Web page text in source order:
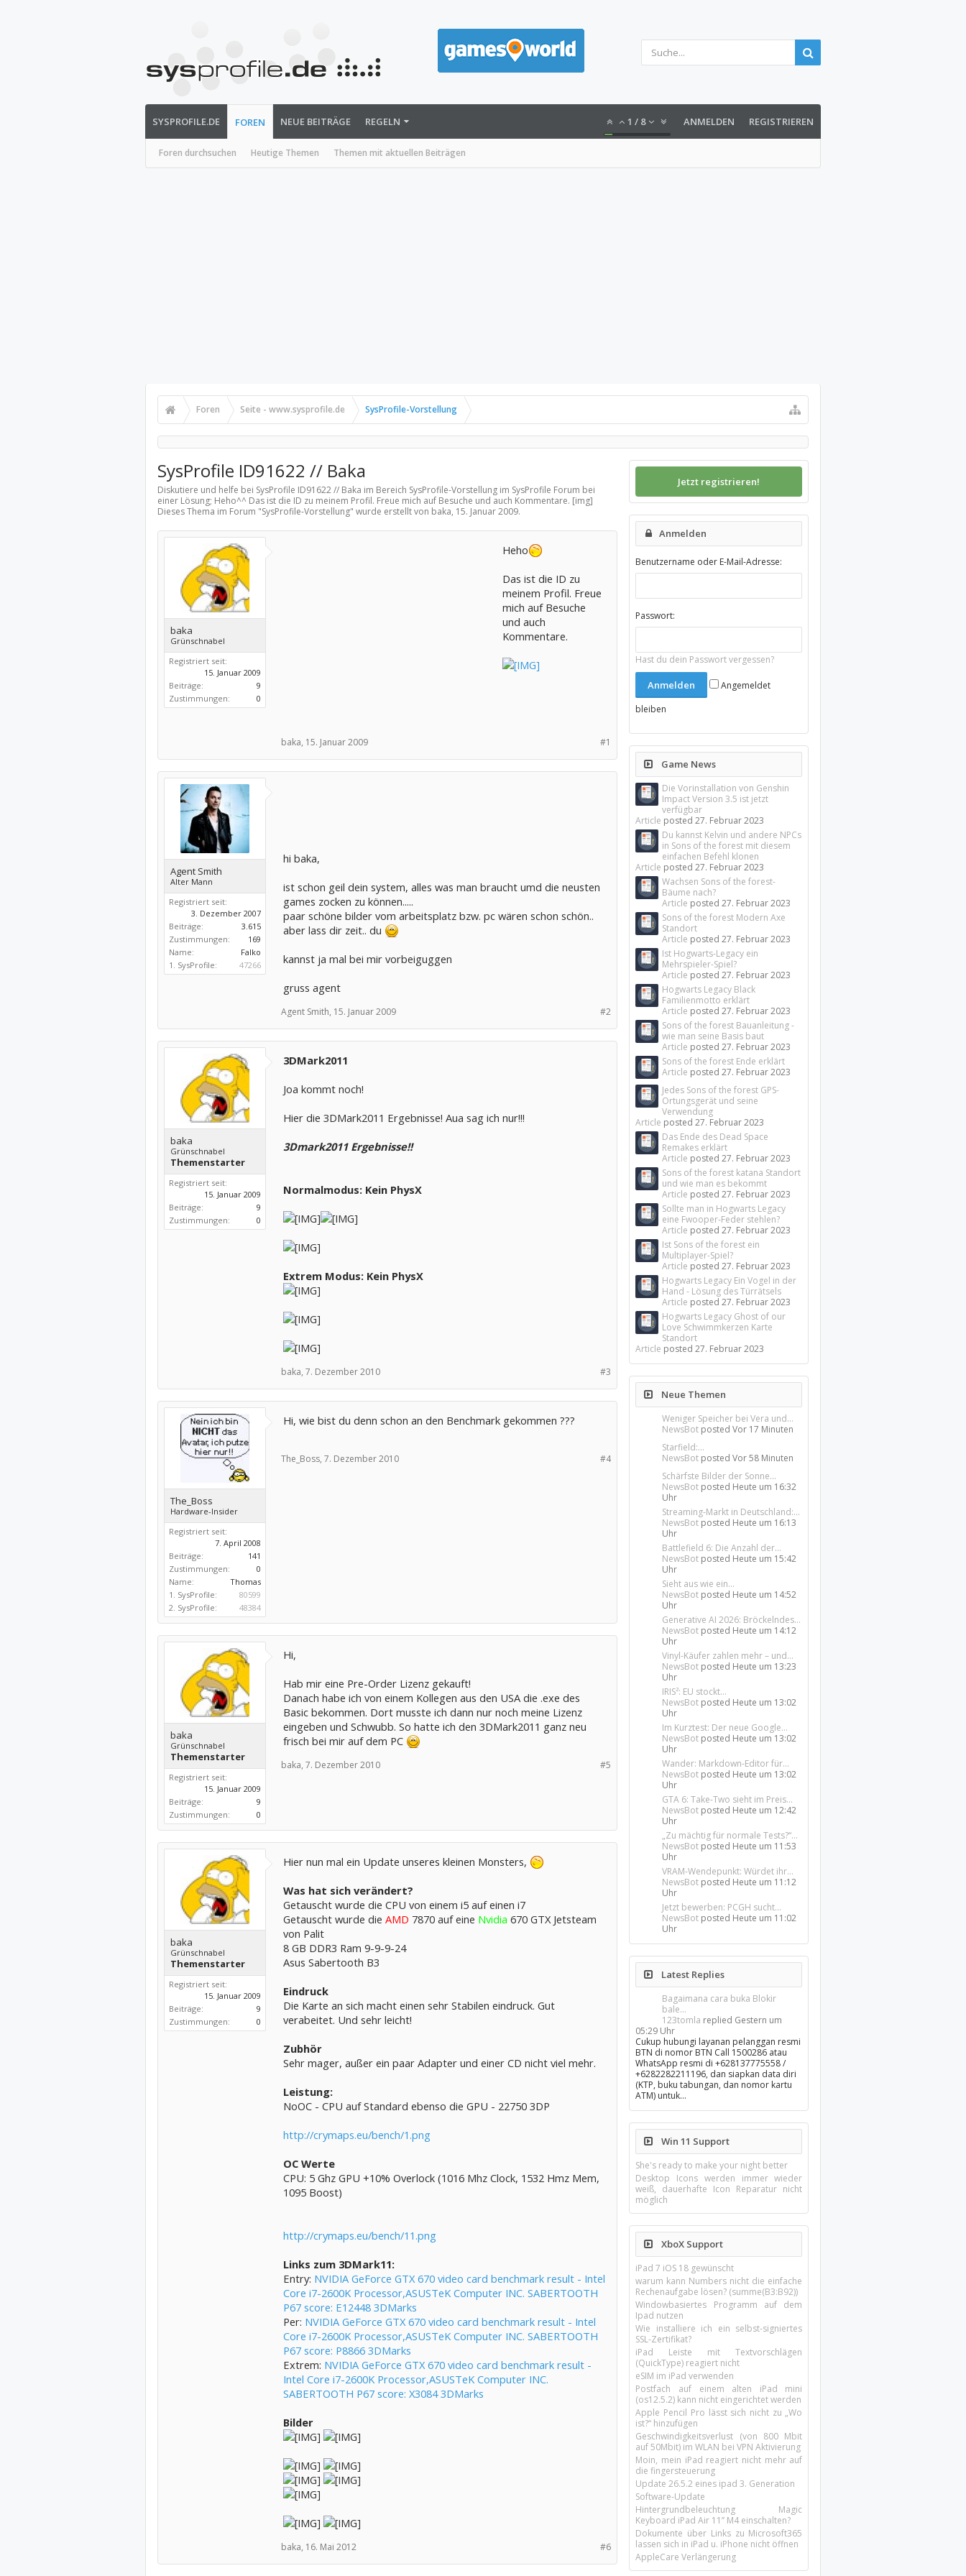
SYSPROFILE.DE FOREN
Foren durchsuchen Heutige Themen Themen mit aktuellen Beiträgen
NEUE BEITRÄGE REGELN 1 / 8 ANMELDEN REGISTRIEREN
Foren Seite - www.sysprofile.de SysProfile-Vorstellung
SysProfile ID91622 // Baka
Diskutiere und helfe bei SysProfile ID91622 // Baka im Bereich SysProfile-Vorstellungim SysProfile Forum bei
einer Lösung; Heho^^ Das ist die ID zu meinem Profil. Freue mich auf Besuche und auch Kommentare. [img]
Dieses Thema im Forum "SysProfile-Vorstellung" wurde erstellt von baka, 15. Januar 2009.
baka
Grünschnabel
Registriert seit:
15. Januar 2009
Beiträge:
9
Zustimmungen:
0
Heho
Das ist die ID zu
meinem Profil. Freue
mich auf Besuche
und auch
Kommentare.
#1
baka, 15. Januar 2009
Agent Smith
Alter Mann
Registriert seit:
3. Dezember 2007
Beiträge:
3.615
Zustimmungen:
169
Name:
Falko
1. SysProfile:
47266
hi baka,
ist schon geil dein system, alles was man braucht umd die neusten
games zocken zu können.....
paar schöne bilder vom arbeitsplatz bzw. pc wären schon schön..
aber lass dir zeit.. du
kannst ja mal bei mir vorbeiguggen
gruss agent
#2
Agent Smith, 15. Januar 2009
baka
Grünschnabel
Themenstarter
Registriert seit:
15. Januar 2009
Beiträge:
9
Zustimmungen:
0
3DMark2011
Joa kommt noch!
Hier die 3DMark2011 Ergebnisse! Aua sag ich nur!!!
3Dmark2011 Ergebnisse!!
Normalmodus: Kein PhysX
Extrem Modus: Kein PhysX
#3
baka, 7. Dezember 2010
The_Boss
Hardware-Insider
Registriert seit:
7. April 2008
Beiträge:
141
Zustimmungen:
0
Name:
Thomas
1. SysProfile:
80599
2. SysProfile:
48384
Hi, wie bist du denn schon an den Benchmark gekommen ???
#4
The_Boss, 7. Dezember 2010
baka
Grünschnabel
Themenstarter
Registriert seit:
15. Januar 2009
Beiträge:
9
Zustimmungen:
0
Hi,
Hab mir eine Pre-Order Lizenz gekauft!
Danach habe ich von einem Kollegen aus den USA die .exe des
Basic bekommen. Dort musste ich dann nur noch meine Lizenz
eingeben und Schwubb. So hatte ich den 3DMark2011 ganz neu
frisch bei mir auf dem PC
#5
baka, 7. Dezember 2010
baka
Grünschnabel
Themenstarter
Registriert seit:
15. Januar 2009
Beiträge:
9
Zustimmungen:
0
Hier nun mal ein Update unseres kleinen Monsters,
Was hat sich verändert?
Getauscht wurde die CPU von einem i5 auf einen i7
Getauscht wurde die AMD 7870 auf eine Nvidia 670 GTX Jetsteam
von Palit
8 GB DDR3 Ram 9-9-9-24
Asus Sabertooth B3
Eindruck
Die Karte an sich macht einen sehr Stabilen eindruck. Gut
verabeitet. Und sehr leicht!
Zubhör
Sehr mager, außer ein paar Adapter und einer CD nicht viel mehr.
Leistung:
NoOC - CPU auf Standard ebenso die GPU - 22750 3DP
http://crymaps.eu/bench/1.png
OC Werte
CPU: 5 Ghz GPU +10% Overlock (1016 Mhz Clock, 1532 Hmz Mem,
1095 Boost)
http://crymaps.eu/bench/11.png
Links zum 3DMark11:
Entry: NVIDIA GeForce GTX 670 video card benchmark result - Intel
Core i7-2600K Processor,ASUSTeK Computer INC. SABERTOOTH
P67 score: E12448 3DMarks
Per: NVIDIA GeForce GTX 670 video card benchmark result - Intel
Core i7-2600K Processor,ASUSTeK Computer INC. SABERTOOTH
P67 score: P8866 3DMarks
Extrem: NVIDIA GeForce GTX 670 video card benchmark result -
Intel Core i7-2600K Processor,ASUSTeK Computer INC.
SABERTOOTH P67 score: X3084 3DMarks
Bilder
#6
baka, 16. Mai 2012
Jetzt registrieren!
Anmelden
Benutzername oder E-Mail-Adresse:
Passwort:
Hast du dein Passwort vergessen?
Angemeldet
bleiben
Game News
Die Vorinstallation von Genshin
Impact Version 3.5 ist jetzt
verfügbar
Article posted27. Februar 2023
Du kannst Kelvin und andere NPCs
in Sons of the forest mit diesem
einfachen Befehl klonen
Article posted27. Februar 2023
Wachsen Sons of the forest-
Bäume nach?
Article posted27. Februar 2023
Sons of the forest Modern Axe
Standort
Article posted27. Februar 2023
Ist Hogwarts-Legacy ein
Mehrspieler-Spiel?
Article posted27. Februar 2023
Hogwarts Legacy Black
Familienmotto erklärt
Article posted27. Februar 2023
Sons of the forest Bauanleitung -
wie man seine Basis baut
Article posted27. Februar 2023
Sons of the forest Ende erklärt
Article posted27. Februar 2023
Jedes Sons of the forest GPS-
Ortungsgerät und seine
Verwendung
Article posted27. Februar 2023
Das Ende des Dead Space
Remakes erklärt
Article posted27. Februar 2023
Sons of the forest katana Standort
und wie man es bekommt
Article posted27. Februar 2023
Sollte man in Hogwarts Legacy
eine Fwooper-Feder stehlen?
Article posted27. Februar 2023
Ist Sons of the forest ein
Multiplayer-Spiel?
Article posted27. Februar 2023
Hogwarts Legacy Ein Vogel in der
Hand - Lösung des Türrätsels
Article posted27. Februar 2023
Hogwarts Legacy Ghost of our
Love Schwimmkerzen Karte
Standort
Article posted27. Februar 2023
Neue Themen
Weniger Speicher bei Vera und...
NewsBot postedVor 17 Minuten
Starfield:...
NewsBot postedVor 58 Minuten
Schärfste Bilder der Sonne...
NewsBot posted Heute um 16:32
Uhr
Streaming-Markt in Deutschland:...
NewsBot posted Heute um 16:13
Uhr
Battlefield 6: Die Anzahl der...
NewsBot posted Heute um 15:42
Uhr
Sieht aus wie ein...
NewsBot posted Heute um 14:52
Uhr
Generative AI 2026: Bröckelndes...
NewsBot posted Heute um 14:12
Uhr
Vinyl-Käufer zahlen mehr – und...
NewsBot posted Heute um 13:23
Uhr
IRIS²: EU stockt...
NewsBot posted Heute um 13:02
Uhr
Im Kurztest: Der neue Google...
NewsBot posted Heute um 13:02
Uhr
Wander: Markdown-Editor für...
NewsBot posted Heute um 13:02
Uhr
GTA 6: Take-Two sieht im Preis...
NewsBot posted Heute um 12:42
Uhr
„Zu mächtig für normale Tests?“...
NewsBot posted Heute um 11:53
Uhr
VRAM-Wendepunkt: Würdet ihr...
NewsBot posted Heute um 11:12
Uhr
Jetzt bewerben: PCGH sucht...
NewsBot posted Heute um 11:02
Uhr
Latest Replies
Bagaimana cara buka Blokir
bale...
123tomla replied Gestern um
05:29 Uhr
Cukup hubungi layanan pelanggan resmi
BTN di nomor BTN Call 1500286 atau
WhatsApp resmi di +628137775558 /
+6282282211196, dan siapkan data diri
(KTP, buku tabungan, dan nomor kartu
ATM) untuk…
Win 11 Support
She's ready to make your night better
Desktop Icons werden immer wieder
weiß, dauerhafte Icon Reparatur nicht
möglich
XboX Support
iPad 7 iOS 18 gewünscht
warum kann Numbers nicht die einfache
Rechenaufgabe lösen? (summe(B3:B92))
Windowbasiertes Programm auf dem
Ipad nutzen
Wie installiere ich ein selbst-signiertes
SSL-Zertifikat?
iPad Leiste mit Textvorschlägen
(QuickType) reagiert nicht
eSIM im iPad verwenden
Postfach auf einem alten iPad mini
(os12.5.2) kann nicht eingerichtet werden
Apple Pencil Pro lässt sich nicht zu „Wo
ist?“ hinzufügen
Geschwindigkeitsverlust (von 800 Mbit
auf 50Mbit) im WLAN bei VPN Aktivierung
Moin, mein iPad reagiert nicht mehr auf
die fingersteuerung
Update 26.5.2 eines ipad 3. Generation
Software-Update
Hintergrundbeleuchtung Magic
Keyboard iPad Air 11’’ M4 einschalten?
Dokumente über Links zu Microsoft365
lassen sich in iPad u. iPhone nicht öffnen
AppleCare Verlängerung